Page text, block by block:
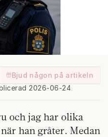
Bjud någon på artikeln
2026-06-24
och jag har olika
han gråter. Medan